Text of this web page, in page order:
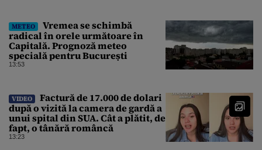
METEO
Vremea se schimbă
radical în orele următoare în
Capitală. Prognoză meteo
specială pentru București
13:53
VIDEO
Factură de 17.000 de dolari
după o vizită la camera de gardă a
unui spital din SUA. Cât a plătit, de
fapt, o tânără româncă
13:23